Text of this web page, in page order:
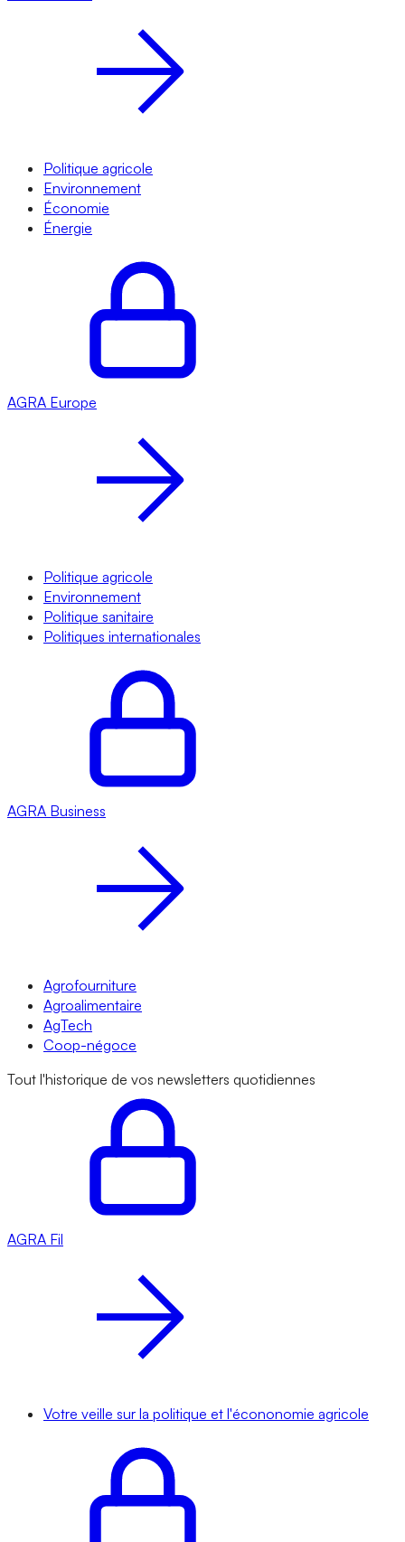
Politique agricole
Environnement
Économie
Énergie
AGRA Europe
Politique agricole
Environnement
Politique sanitaire
Politiques internationales
AGRA Business
Agrofourniture
Agroalimentaire
AgTech
Coop-négoce
Tout l'historique de vos newsletters quotidiennes
AGRA Fil
Votre veille sur la politique et l'écononomie agricole